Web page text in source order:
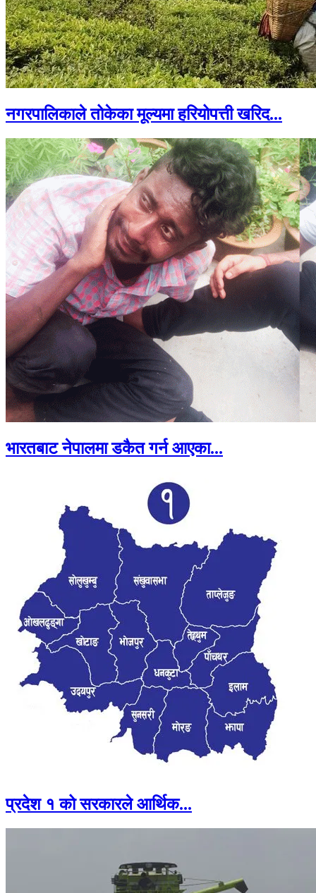
नगरपालिकाले तोकेका मूल्यमा हरियोपत्ती खरिद...
भारतबाट नेपालमा डकैत गर्न आएका...
प्रदेश १ को सरकारले आर्थिक...